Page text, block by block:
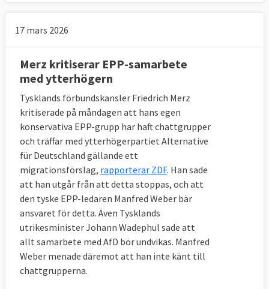
17 mars 2026
Merz kritiserar EPP-samarbete
med ytterhögern
Tysklands förbundskansler Friedrich Merz
kritiserade på måndagen att hans egen
konservativa EPP-grupp har haft chattgrupper
och träffar med ytterhögerpartiet Alternative
für Deutschland gällande ett
migrationsförslag, rapporterar ZDF. Han sade
att han utgår från att detta stoppas, och att
den tyske EPP-ledaren Manfred Weber bär
ansvaret för detta. Även Tysklands
utrikesminister Johann Wadephul sade att
allt samarbete med AfD bör undvikas. Manfred
Weber menade däremot att han inte känt till
chattgrupperna.